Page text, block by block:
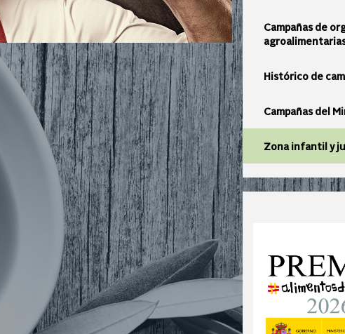
Campañas de
Histórico de
Campañas del
Zona infantil y